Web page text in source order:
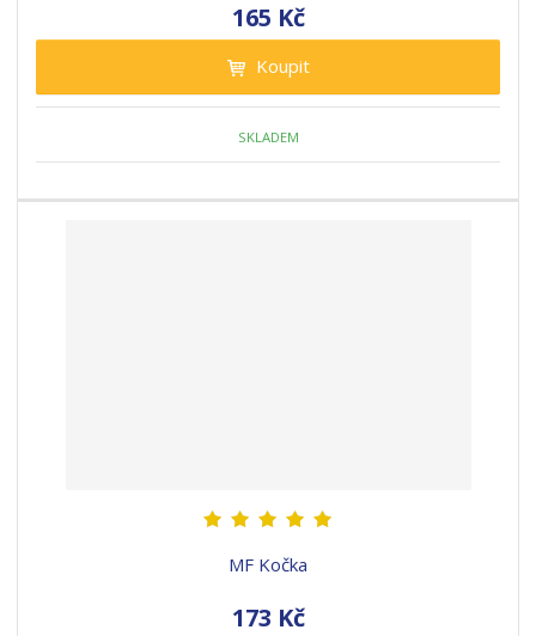
165 Kč
Koupit
SKLADEM
MF Kočka
173 Kč